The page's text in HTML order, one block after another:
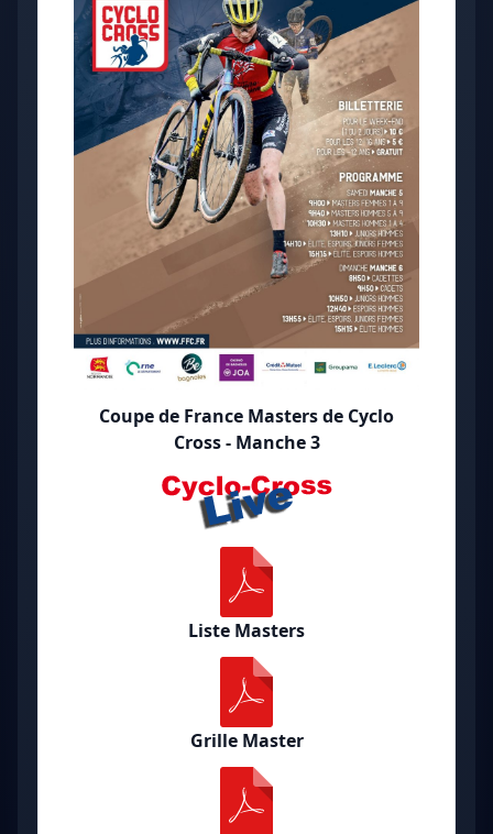
Coupe de France Masters de Cyclo
Cross - Manche 3
Liste Masters
Grille Master